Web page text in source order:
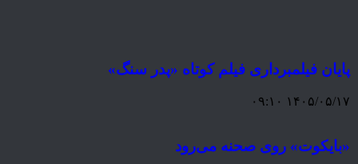
پایان فیلمبرداری فیلم کوتاه «پدر سنگ»
۱۴۰۵/۰۵/۱۷ ۰۹:۱۰
«بایکوت» روی صحنه می‌رود